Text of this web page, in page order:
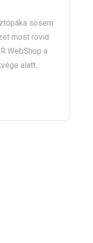
sosem
most rövid
WebShop a
alatt...